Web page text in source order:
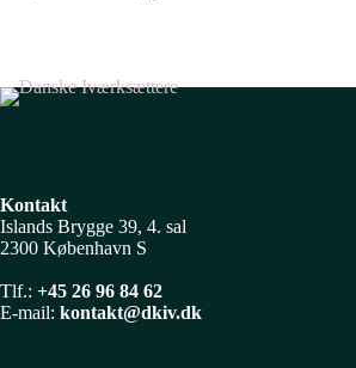
Kontakt
Islands Brygge 39, 4. sal
2300 København S
Tlf.: +45 26 96 84 62
E-mail: kontakt@dkiv.dk